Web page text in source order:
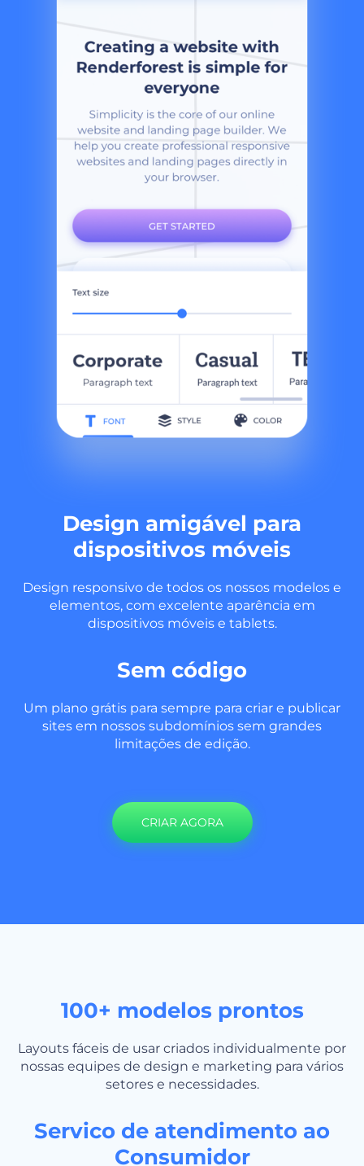
Design amigável para
dispositivos móveis
Design responsivo de todos os nossos modelos e
elementos, com excelente aparência em
dispositivos móveis e tablets.
Sem código
Um plano grátis para sempre para criar e publicar
sites em nossos subdomínios sem grandes
limitações de edição.
CRIAR AGORA
100+ modelos prontos
Layouts fáceis de usar criados individualmente por
nossas equipes de design e marketing para vários
setores e necessidades.
Servico de atendimento ao
Consumidor